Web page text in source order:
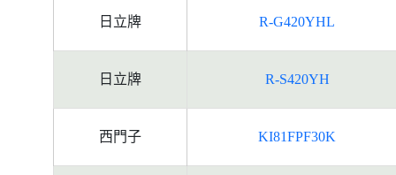
日立牌 R-G420YHL
日立牌 R-S420YH
西門子 KI81FPF30K